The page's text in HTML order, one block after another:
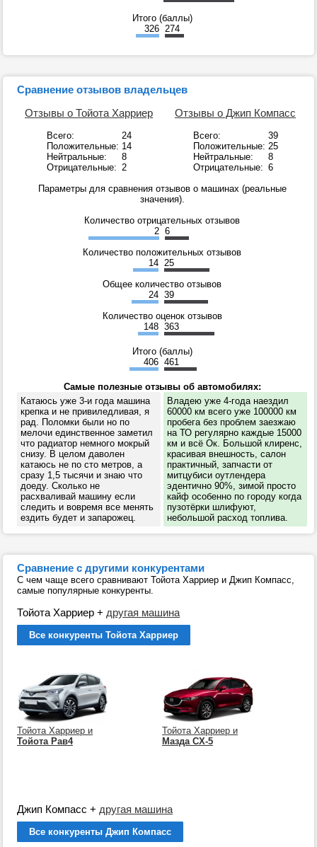
Итого (баллы)
326 274
Сравнение отзывов владельцев
Отзывы о Тойота Харриер
Всего:
24
Положительные: 14
Нейтральные:
8
Отрицательные: 2
Отзывы о Джип Компасс
Всего:
39
Положительные: 25
Нейтральные:
8
Отрицательные: 6
Параметры для сравнения отзывов о машинах (реальные
значения).
Количество отрицательных отзывов
2 6
Количество положительных отзывов
14 25
Общее количество отзывов
24 39
Количество оценок отзывов
148 363
Итого (баллы)
406 461
Самые полезные отзывы об автомобилях:
Катаюсь уже 3-и года машина
крепка и не привиледливая, я
рад. Поломки были но по
мелочи единственное заметил
что радиатор немного мокрый
снизу. В целом даволен
катаюсь не по сто метров, а
сразу 1,5 тысячи и знаю что
доеду. Сколько не
расхваливай машину если
следить и вовремя все менять
ездить будет и запарожец.
Владею уже 4-года наездил
60000 км всего уже 100000 км
пробега без проблем заезжаю
на ТО регулярно каждые 15000
км и всё Ок. Большой клиренс,
красивая внешность, салон
практичный, запчасти от
митцубиси оутлендера
эдентично 90%, зимой просто
кайф особенно по городу когда
пузотёрки шлифуют,
небольшой расход топлива.
Сравнение с другими конкурентами
С чем чаще всего сравнивают Тойота Харриер и Джип Компасс,
самые популярные конкуренты.
Тойота Харриер + другая машина
Все конкуренты Тойота Харриер
Тойота Харриер и
Тойота Рав4
Тойота Харриер и
Мазда СХ-5
Джип Компасс + другая машина
Все конкуренты Джип Компасс